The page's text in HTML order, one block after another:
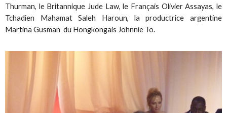
Thurman, le Britannique Jude Law, le Français Olivier Assayas, le
Tchadien Mahamat Saleh Haroun, la productrice argentine
Martina Gusman du Hongkongais Johnnie To.